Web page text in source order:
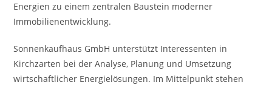
Energien zu einem zentralen Baustein moderner
Immobilienentwicklung.
Sonnenkaufhaus GmbH unterstützt Interessenten in
Kirchzarten bei der Analyse, Planung und Umsetzung
wirtschaftlicher Energielösungen. Im Mittelpunkt stehen